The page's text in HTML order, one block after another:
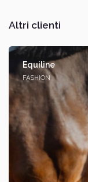
Altri clienti
Equiline
FASHION